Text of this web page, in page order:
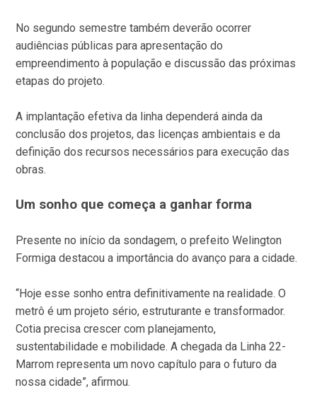
No segundo semestre também deverão ocorrer
audiências públicas para apresentação do
empreendimento à população e discussão das próximas
etapas do projeto.
A implantação efetiva da linha dependerá ainda da
conclusão dos projetos, das licenças ambientais e da
definição dos recursos necessários para execução das
obras.
Um sonho que começa a ganhar forma
Presente no início da sondagem, o prefeito Welington
Formiga destacou a importância do avanço para a cidade.
“Hoje esse sonho entra definitivamente na realidade. O
metrô é um projeto sério, estruturante e transformador.
Cotia precisa crescer com planejamento,
sustentabilidade e mobilidade. A chegada da Linha 22-
Marrom representa um novo capítulo para o futuro da
nossa cidade”, afirmou.